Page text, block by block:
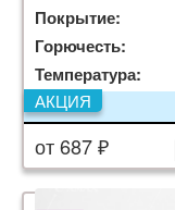
Покрытие:
Горючесть:
Температура:
АКЦИЯ
от 687 ₽